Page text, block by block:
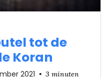
tot de
Koran
2021 • 3 minuten